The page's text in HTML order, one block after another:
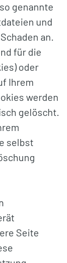
genannte
und
an.
für die
oder
Ihrem
werden
gelöscht.
selbst
Seite